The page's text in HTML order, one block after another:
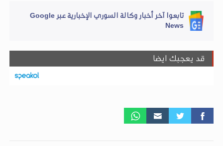
تابعوا آخر أخبار وكالة السوري الإخبارية عبر Google
News
قد يعجبك ايضا